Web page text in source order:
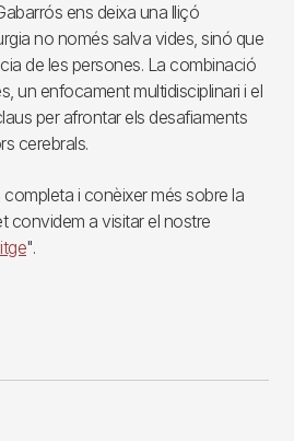
ens deixa una lliçó
no només salva vides, sinó que
de les persones. La combinació
un enfocament multidisciplinari i el
per afrontar els desafiaments
cerebrals.
i conèixer més sobre la
convidem a visitar el nostre
".